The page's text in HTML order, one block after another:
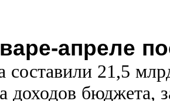
апреле
21,5
доходов бюджета,